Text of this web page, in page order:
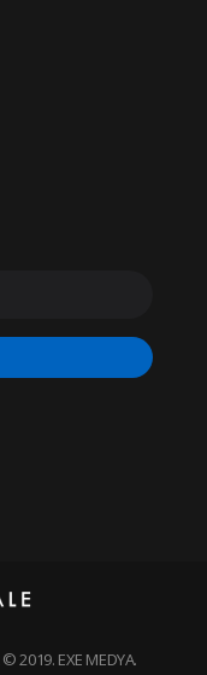
© 2019. EXE MEDYA.